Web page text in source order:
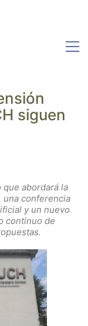
siguen
abordará la
una conferencia
y un nuevo
continuo de